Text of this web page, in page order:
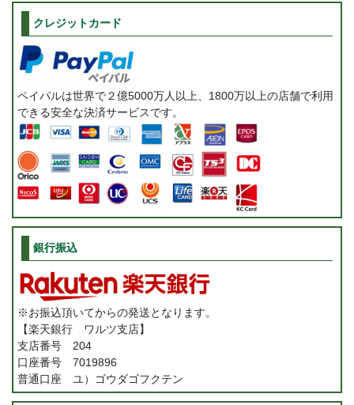
クレジットカード
ペイパルは世界で２億5000万人以上、1800万以上の店舗で利用
できる安全な決済サービスです。
銀行振込
※お振込頂いてからの発送となります。
【楽天銀行 ワルツ支店】
支店番号 204
口座番号 7019896
普通口座 ユ）ゴウダゴフクテン